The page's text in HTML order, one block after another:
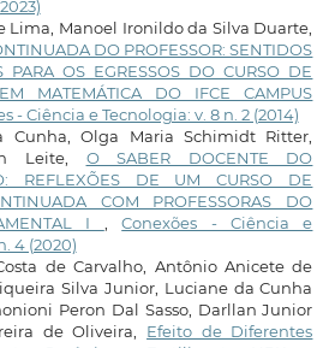
Lima, Manoel Ironildo da Silva Duarte,
DO PROFESSOR: SENTIDOS
PARA OS EGRESSOS DO CURSO DE
MATEMÁTICA DO IFCE CAMPUS
- Ciência e Tecnologia: v. 8 n. 2 (2014)
Cunha, Olga Maria Schimidt Ritter,
Leite, O SABER DOCENTE DO
REFLEXÕES DE UM CURSO DE
COM PROFESSORAS DO
I
,Conexões - Ciência e
4 (2020)
de Carvalho, Antônio Anicete de
Silva Junior, Luciane da Cunha
Peron Dal Sasso, Darllan Junior
de Oliveira, Efeito de Diferentes